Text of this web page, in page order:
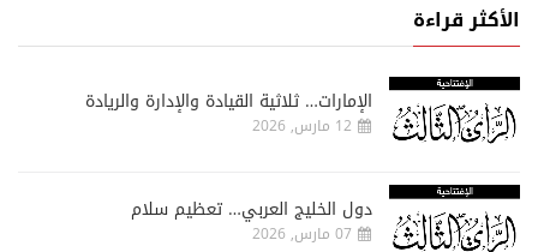
الأكثر قراءة
الإمارات… ثلاثية القيادة والإدارة والريادة
12 مارس, 2026
دول الخليج العربي… تعظيم سلام
07 مارس, 2026